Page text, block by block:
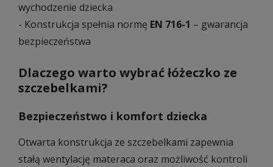
wychodzenie dziecka
- Konstrukcja spełnia normę EN 716-1 – gwarancja
bezpieczeństwa
Dlaczego warto wybrać łóżeczko ze
szczebelkami?
Bezpieczeństwo i komfort dziecka
Otwarta konstrukcja ze szczebelkami zapewnia
stałą wentylację materaca oraz możliwość kontroli